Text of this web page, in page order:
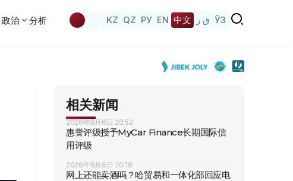
政治 分析 KZ QZ РУ EN 中文 ق ز ЎЗ
相关新闻
2026年8月6日 20:52
惠誉评级授予MyCar Finance长期国际信
用评级
2026年8月6日 20:18
网上还能卖酒吗？哈贸易和一体化部回应电